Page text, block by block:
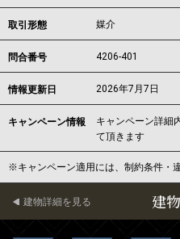
取引形態 媒介
問合番号 4206-401
情報更新日 2026年7月7日
キャンペーン情報
キャンペーン詳細
て頂きます
※キャンペーン適用には、制約条件・
建
建物詳細を見る